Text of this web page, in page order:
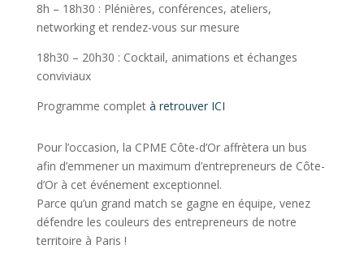
8h – 18h30 : Plénières, conférences, ateliers,
networking et rendez-vous sur mesure
18h30 – 20h30 : Cocktail, animations et échanges
conviviaux
Programme complet à retrouver ICI
Pour l’occasion, la CPME Côte-d’Or affrètera un bus
afin d’emmener un maximum d’entrepreneurs de Côte-
d’Or à cet événement exceptionnel.
Parce qu’un grand match se gagne en équipe, venez
défendre les couleurs des entrepreneurs de notre
territoire à Paris !